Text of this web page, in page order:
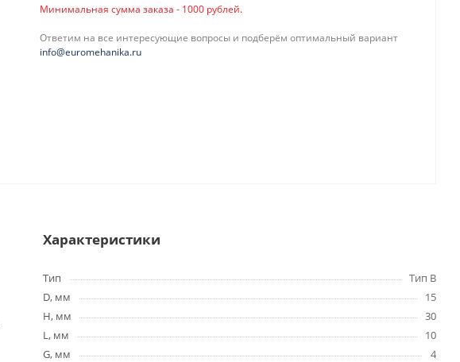
Минимальная сумма заказа - 1000 рублей.
Ответим на все интересующие вопросы и подберём оптимальный вариант
info@euromehanika.ru
Характеристики
Тип
Тип B
D, мм
15
H, мм
30
L, мм
10
G, мм
4